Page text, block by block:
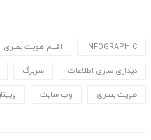
INFOGRAPHIC اقلام هویت بصری
دیداری سازی اطلاعات سربرگ
هویت بصری وب سایت وبینار